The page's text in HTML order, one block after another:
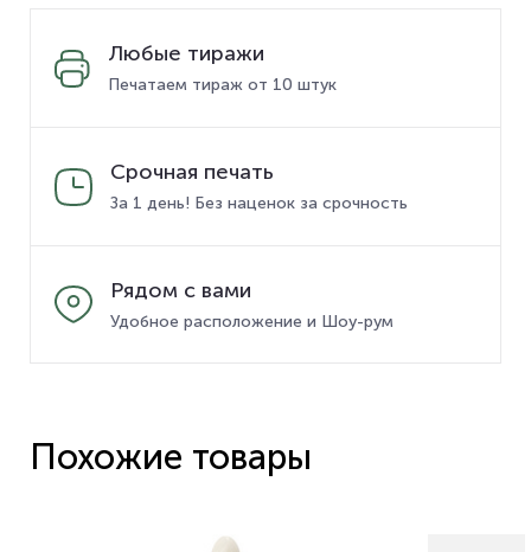
Любые тиражи
Печатаем тираж от 10 штук
Срочная печать
За 1 день! Без наценок за срочность
Рядом с вами
Удобное расположение и Шоу-рум
Похожие товары